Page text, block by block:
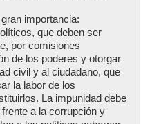
importancia:
que deben ser
por comisiones
de los poderes y otorgar
civil y al ciudadano, que
la labor de los
La impunidad debe
a la corrupción y